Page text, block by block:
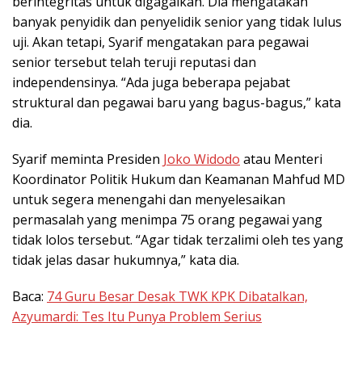
banyak penyidik dan penyelidik senior yang tidak lulus
uji. Akan tetapi, Syarif mengatakan para pegawai
senior tersebut telah teruji reputasi dan
independensinya. “Ada juga beberapa pejabat
struktural dan pegawai baru yang bagus-bagus,” kata
dia.
Syarif meminta Presiden Joko Widodo atau Menteri
Koordinator Politik Hukum dan Keamanan Mahfud MD
untuk segera menengahi dan menyelesaikan
permasalah yang menimpa 75 orang pegawai yang
tidak lolos tersebut. “Agar tidak terzalimi oleh tes yang
tidak jelas dasar hukumnya,” kata dia.
Baca: 74 Guru Besar Desak TWK KPK Dibatalkan,
Azyumardi: Tes Itu Punya Problem Serius